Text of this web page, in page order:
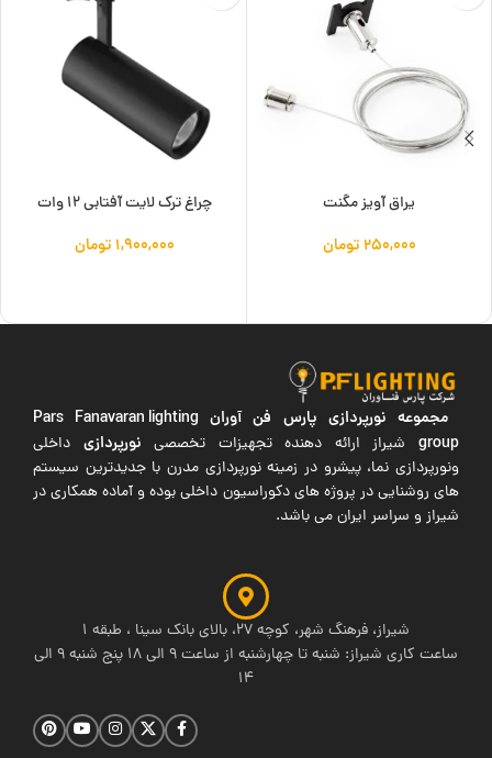
یراق آویز مگنت
۲۵۰,۰۰۰تومان
چراغ ترک لایت آفتابی 12 وات
۱,۹۰۰,۰۰۰ تومان
مجموعه نورپردازی پارس فن آوران Pars Fanavaran lighting
groupشیراز ارائه دهنده تجهیزات تخصصی نورپردازی داخلی
ونورپردازی نما، پیشرو در زمینه نورپردازی مدرن با جدیدترین سیستم
های روشنایی در پروژه های دکوراسیون داخلی بوده و آماده همکاری در
شیراز و سراسر ایران می باشد.
شیراز، فرهنگ شهر، کوچه 27، بالای بانک سینا ، طبقه 1
ساعت کاری شیراز: شنبه تا چهارشنبه از ساعت 9 الی 18 پنج شنبه 9 الی
14